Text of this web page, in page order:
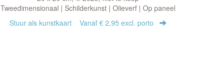
Tweedimensionaal | Schilderkunst | Olieverf | Op paneel
Stuur als kunstkaart Vanaf € 2,95 excl. porto